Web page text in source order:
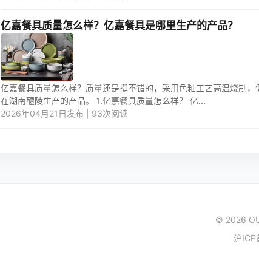
亿嘉餐具质量怎么样？亿嘉餐具是哪里生产的产品？
亿嘉餐具质量怎么样？质量还是挺不错的，采用色釉工艺高温烧制
在湖南醴陵生产的产品。 1.亿嘉餐具质量怎么样？ 亿...
2026年04月21日发布 | 93次阅读
© 2026
沪